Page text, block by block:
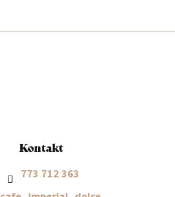
Kontakt
773 712 363